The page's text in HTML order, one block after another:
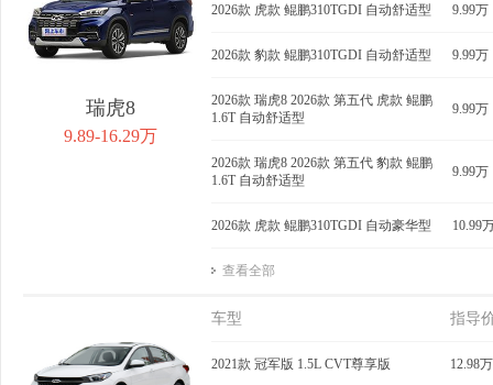
瑞虎8
9.89-16.29万
2026款 虎款 鲲鹏310TGDI 自动舒适型 9.99万
2026款 豹款 鲲鹏310TGDI 自动舒适型 9.99万
2026款 瑞虎8 2026款 第五代 虎款 鲲鹏
1.6T 自动舒适型
9.99万
2026款 瑞虎8 2026款 第五代 豹款 鲲鹏
1.6T 自动舒适型
9.99万
2026款 虎款 鲲鹏310TGDI 自动豪华型 10.99
查看全部
车型 指导
2021款 冠军版 1.5L CVT尊享版 12.98万